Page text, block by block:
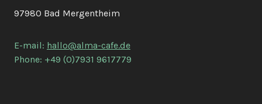
97980 Bad Mergentheim
E-mail: hallo@alma-cafe.de
Phone: +49 (0)7931 9617779